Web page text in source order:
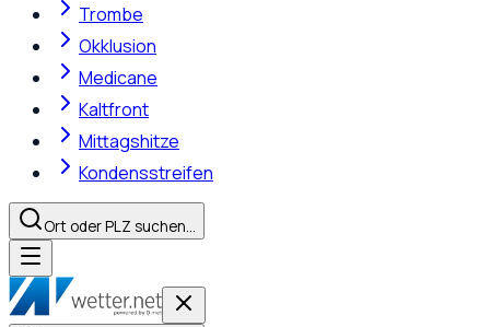
Trombe
Okklusion
Medicane
Kaltfront
Mittagshitze
Kondensstreifen
Ort oder PLZ suchen…